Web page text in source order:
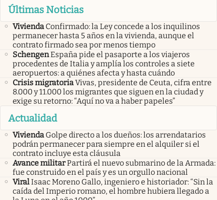
Últimas Noticias
Vivienda Confirmado: la Ley concede a los inquilinos
permanecer hasta 5 años en la vivienda, aunque el
contrato firmado sea por menos tiempo
SchengenEspaña pide el pasaporte a los viajeros
procedentes de Italia y amplía los controles a siete
aeropuertos: a quiénes afecta y hasta cuándo
Crisis migratoriaVivas, presidente de Ceuta, cifra entre
8.000 y 11.000 los migrantes que siguen en la ciudad y
exige su retorno: “Aquí no va a haber papeles”
Actualidad
Vivienda Golpe directo a los dueños: los arrendatarios
podrán permanecer para siempre en el alquiler si el
contrato incluye esta cláusula
Avance militarPartirá el nuevo submarino de la Armada:
fue construido en el país y es un orgullo nacional
ViralIsaac Moreno Gallo, ingeniero e historiador: “Sin la
caída del Imperio romano, el hombre hubiera llegado a